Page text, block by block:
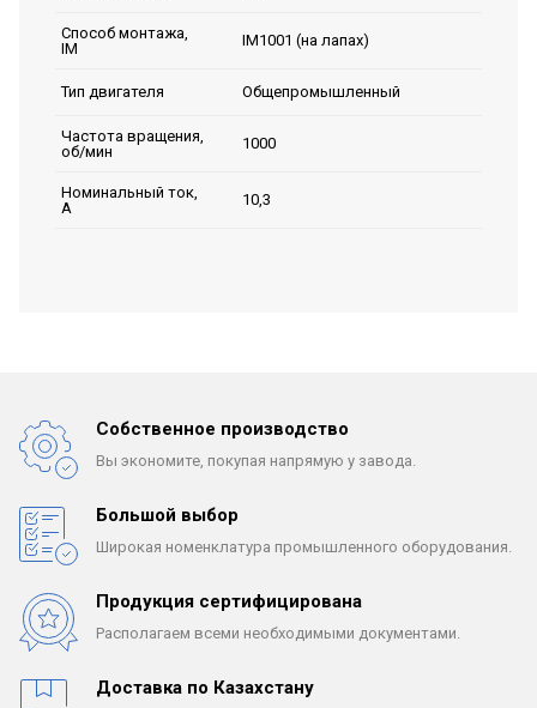
Способ монтажа,
IM
IM1001 (на лапах)
Тип двигателя Общепромышленный
Частота вращения,
об/мин
1000
Номинальный ток,
А
10,3
Собственное производство
Вы экономите, покупая напрямую у завода.
Большой выбор
Широкая номенклатура промышленного оборудования.
Продукция сертифицирована
Располагаем всеми необходимыми документами.
Доставка по Казахстану